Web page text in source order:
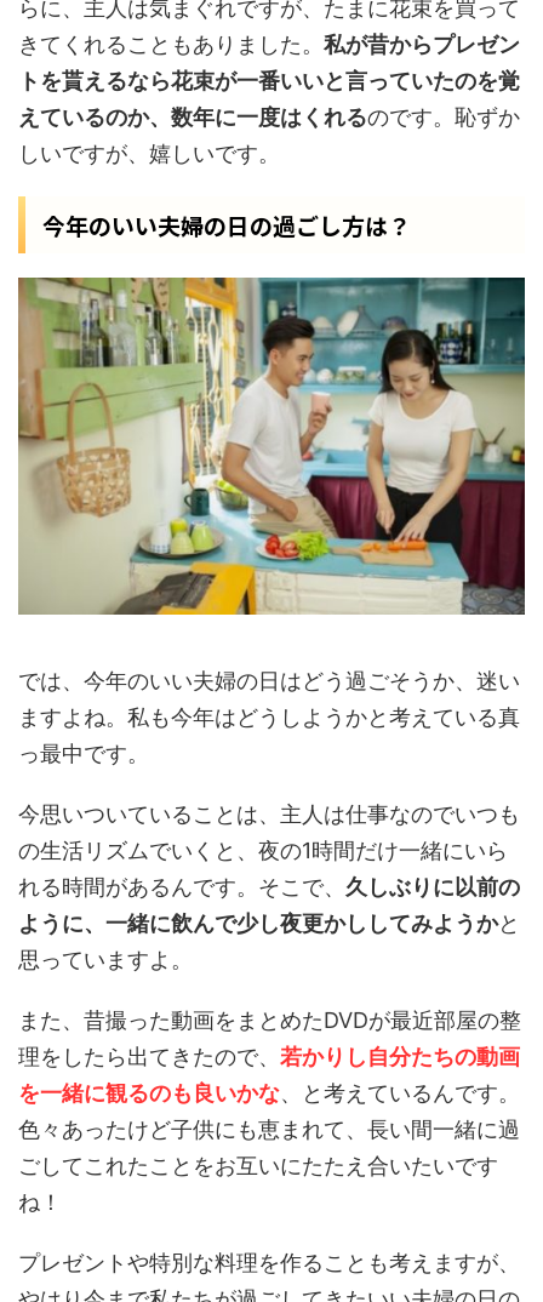
らに、主人は気まぐれですが、たまに花束を買って
きてくれることもありました。 私が昔からプレゼン
トを貰えるなら花束が一番いいと言っていたのを覚
えているのか、数年に一度はくれるのです。恥ずか
しいですが、嬉しいです。
今年のいい夫婦の日の過ごし方は？
では、今年のいい夫婦の日はどう過ごそうか、迷い
ますよね。私も今年はどうしようかと考えている真
っ最中です。
今思いついていることは、主人は仕事なのでいつも
の生活リズムでいくと、夜の1時間だけ一緒にいら
れる時間があるんです。そこで、 久しぶりに以前の
ように、一緒に飲んで少し夜更かししてみようかと
思っていますよ。
また、昔撮った動画をまとめたDVDが最近部屋の整
理をしたら出てきたので、 若かりし自分たちの動画
を一緒に観るのも良いかな、と考えているんです。
色々あったけど子供にも恵まれて、長い間一緒に過
ごしてこれたことをお互いにたたえ合いたいです
ね！
プレゼントや特別な料理を作ることも考えますが、